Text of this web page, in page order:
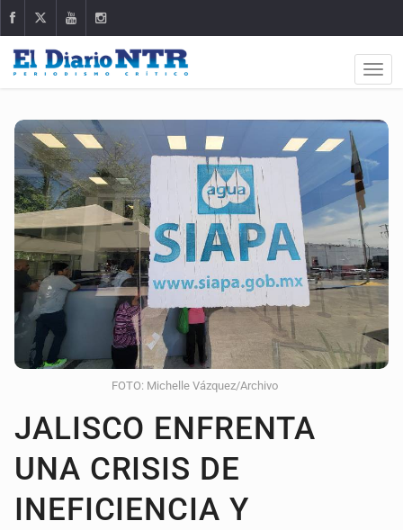
FOTO: Michelle Vázquez/Archivo
JALISCO ENFRENTA
UNA CRISIS DE
INEFICIENCIA Y